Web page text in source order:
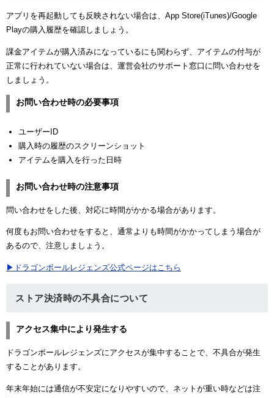
アプリを再起動しても反映されない場合は、App Store(iTunes)/Google
Playの購入履歴を確認しましょう。
課金アイテムが購入済みになっているにも関わらず、アイテムの付与が
正常に行われていない場合は、運営会社のサポート窓口に問い合わせを
しましょう。
お問い合わせ時の必要事項
ユーザーID
購入時の履歴のスクリーンショット
アイテムを購入を行った日時
お問い合わせ時の注意事項
問い合わせをした後、対応に時間がかかる場合があります。
何度もお問い合わせをすると、通常よりも時間がかかってしまう場合が
あるので、注意しましょう。
▶ドラゴンボールレジェンズ公式ページはこちら
ストア決済時の不具合について
アクセス集中により発生する
ドラゴンボールレジェンズにアクセスが集中することで、不具合が発生
することがあります。
年末年始には通信が不安定になりやすいので、ネットが重い時などは注